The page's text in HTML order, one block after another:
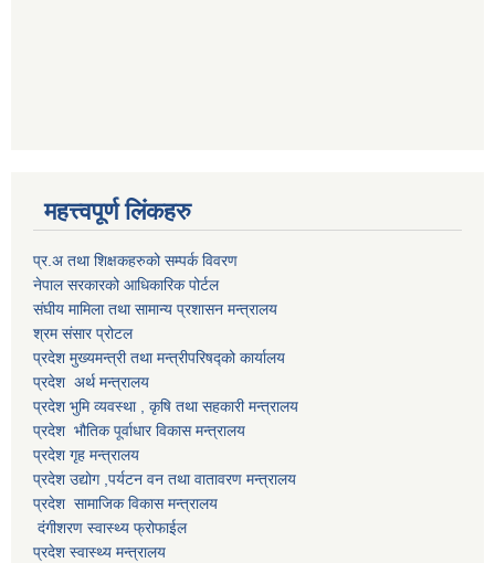
महत्त्वपूर्ण लिंकहरु
प्र.अ तथा शिक्षकहरुको सम्पर्क विवरण
नेपाल सरकारको आधिकारिक पोर्टल
संघीय मामिला तथा सामान्य प्रशासन मन्त्रालय
श्रम संसार प्रोटल
प्रदेश मुख्यमन्त्री तथा मन्त्रीपरिषद्को कार्यालय
प्रदेश अर्थ मन्त्रालय
प्रदेश भुमि व्यवस्था , कृषि तथा सहकारी मन्त्रालय
प्रदेश भौतिक पूर्वाधार विकास मन्त्रालय
प्रदेश गृह मन्त्रालय
प्रदेश उद्योग ,पर्यटन वन तथा वातावरण मन्त्रालय
प्रदेश सामाजिक विकास मन्त्रालय
दंगीशरण स्वास्थ्य फ्रोफाईल
प्रदेश स्वास्थ्य मन्त्रालय